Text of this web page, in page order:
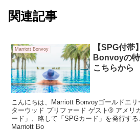
関連記事
Marriott Bonvoy
【SPG付
Bonvoyの
こちらから
こんにちは、Marriott Bonvoyゴールドエ
ターウッド プリファード ゲスト® アメリ
ード」、略して「SPGカード」を発行する
Marriott Bo